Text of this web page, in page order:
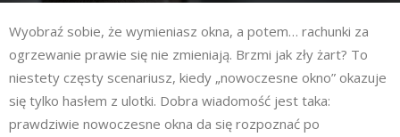
Wyobraź sobie, że wymieniasz okna, a potem… rachunki za
ogrzewanie prawie się nie zmieniają. Brzmi jak zły żart? To
niestety częsty scenariusz, kiedy „nowoczesne okno” okazuje
się tylko hasłem z ulotki. Dobra wiadomość jest taka:
prawdziwie nowoczesne okna da się rozpoznać po